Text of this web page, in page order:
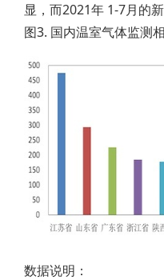
显，而2021年 1-7月的
图3. 国内温室气体监测
数据说明：